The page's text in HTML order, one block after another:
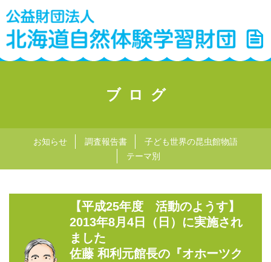
ブログ
お知らせ 調査報告書
子ども世界の昆虫館物語
テーマ別
【平成25年度 活動のようす】
2013年8月4日（日）に実施され
ました
佐藤 和利元館長の『オホーツク